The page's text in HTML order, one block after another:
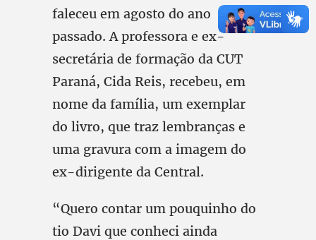
faleceu em agosto do ano
passado. A professora e ex-
secretária de formação da CUT
Paraná, Cida Reis, recebeu, em
nome da família, um exemplar
do livro, que traz lembranças e
uma gravura com a imagem do
ex-dirigente da Central.
“Quero contar um pouquinho do
tio Davi que conheci ainda